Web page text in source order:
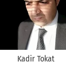
Kadir Tokat